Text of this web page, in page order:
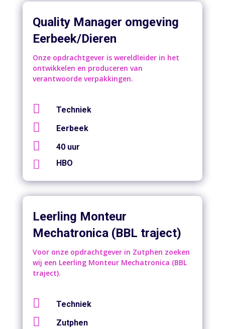
Quality Manager omgeving
Eerbeek/Dieren
Onze opdrachtgever is wereldleider in het
ontwikkelen en produceren van
verantwoorde verpakkingen.
 Techniek
 Eerbeek
 40 uur
 HBO
Leerling Monteur
Mechatronica (BBL traject)
Voor onze opdrachtgever in Zutphen zoeken
wij een Leerling Monteur Mechatronica (BBL
traject).
 Techniek
 Zutphen